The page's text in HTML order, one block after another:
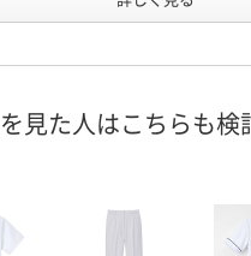
見た人はこちらも検